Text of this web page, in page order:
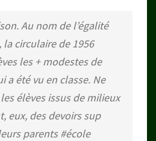
Au nom de l’égalité
la circulaire de 1956
les + modestes de
a été vu en classe. Ne
élèves issus de milieux
eux, des devoirs sup
parents#école